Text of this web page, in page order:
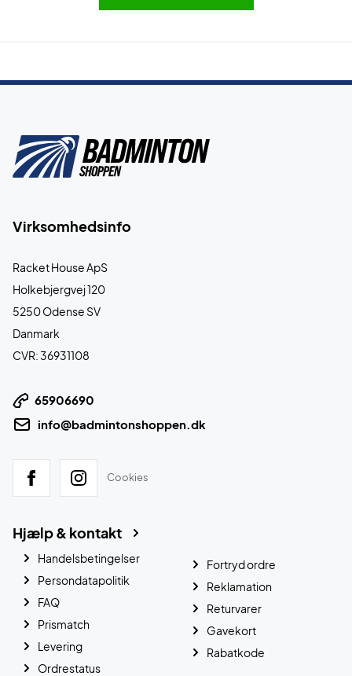
Virksomhedsinfo
Racket House ApS
Holkebjergvej 120
5250 Odense SV
Danmark
CVR: 36931108
65906690
info@badmintonshoppen.dk
Cookies
Hjælp & kontakt
Handelsbetingelser
Persondatapolitik
FAQ
Prismatch
Levering
Ordrestatus
Fortryd ordre
Reklamation
Returvarer
Gavekort
Rabatkode